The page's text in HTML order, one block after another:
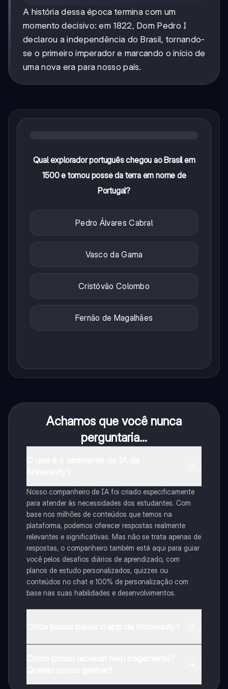
A história dessa época termina com um
momento decisivo: em 1822, Dom Pedro I
declarou a independência do Brasil, tornando-
se o primeiro imperador e marcando o início de
uma nova era para nosso país.
Qual explorador português chegou ao Brasil em
1500 e tomou posse da terra em nome de
Portugal?
Pedro Álvares Cabral
Vasco da Gama
Cristóvão Colombo
Fernão de Magalhães
Achamos que você nunca
perguntaria...
Nosso companheiro de IA foi criado especificamente
para atender às necessidades dos estudantes. Com
base nos milhões de conteúdos que temos na
plataforma, podemos oferecer respostas realmente
relevantes e significativas. Mas não se trata apenas de
respostas, o companheiro também está aqui para guiar
você pelos desafios diários de aprendizado, com
planos de estudo personalizados, quizzes ou
conteúdos no chat e 100% de personalização com
base nas suas habilidades e desenvolvimentos.